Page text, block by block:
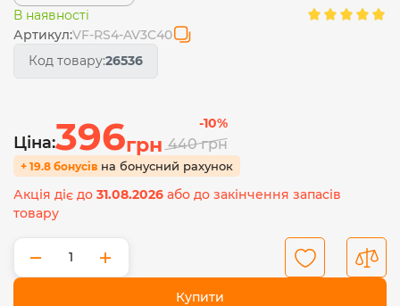
В наявності
Артикул:VF-RS4-AV3C40
Код товару:26536
Ціна:396грн
-10%
440грн
+ 19.8 бонусів на бонусний рахунок
Акція діє до 31.08.2026 або до закінчення запасів
товару
− +
Купити